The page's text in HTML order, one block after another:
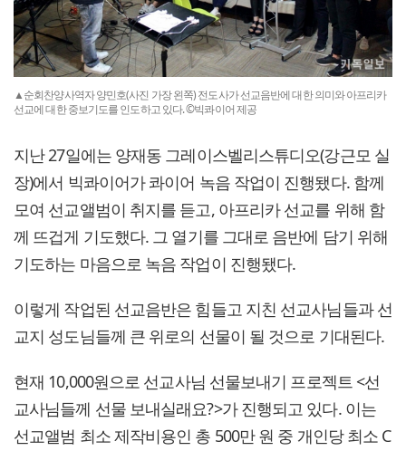
▲순회찬양사역자 양민호(사진 가장 왼쪽) 전도사가 선교음반에 대한 의미와 아프리카
선교에 대한 중보기도를 인도하고 있다. ©빅콰이어 제공
지난 27일에는 양재동 그레이스벨리스튜디오(강근모 실
장)에서 빅콰이어가 콰이어 녹음 작업이 진행됐다. 함께
모여 선교앨범이 취지를 듣고, 아프리카 선교를 위해 함
께 뜨겁게 기도했다. 그 열기를 그대로 음반에 담기 위해
기도하는 마음으로 녹음 작업이 진행됐다.
이렇게 작업된 선교음반은 힘들고 지친 선교사님들과 선
교지 성도님들께 큰 위로의 선물이 될 것으로 기대된다.
현재 10,000원으로 선교사님 선물보내기 프로젝트 <선
교사님들께 선물 보내실래요?>가 진행되고 있다. 이는
선교앨범 최소 제작비용인 총 500만 원 중 개인당 최소 C